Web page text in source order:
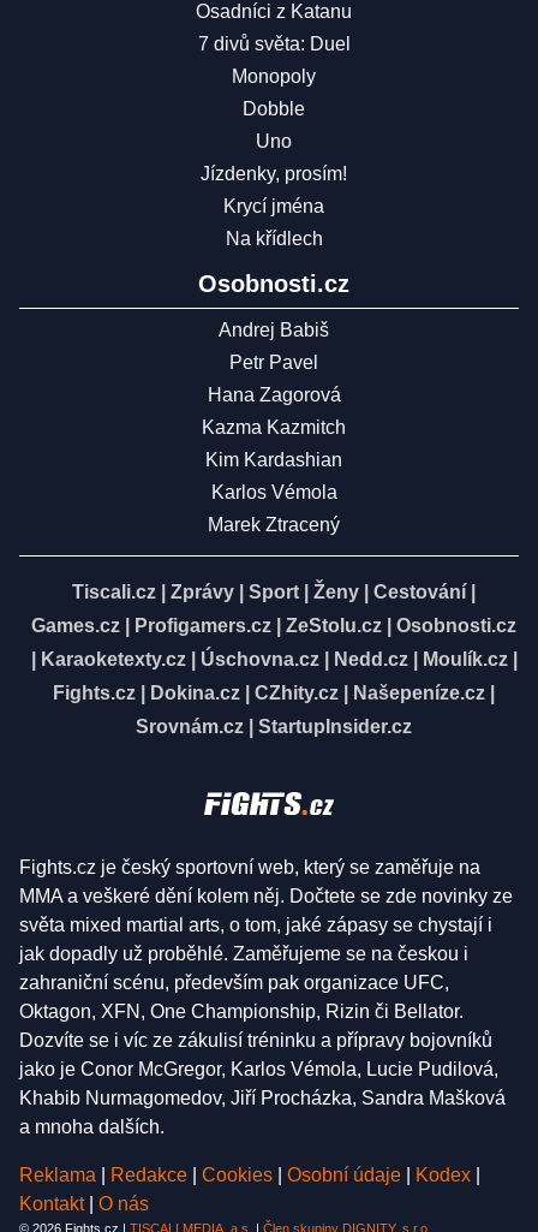
Osadníci z Katanu
7 divů světa: Duel
Monopoly
Dobble
Uno
Jízdenky, prosím!
Krycí jména
Na křídlech
Osobnosti.cz
Andrej Babiš
Petr Pavel
Hana Zagorová
Kazma Kazmitch
Kim Kardashian
Karlos Vémola
Marek Ztracený
Tiscali.cz Zprávy Sport Ženy Cestování
Games.cz
Profigamers.cz ZeStolu.cz
Osobnosti.cz
Karaoketexty.cz| Úschovna.cz| Nedd.cz| Moulík.cz|
Fights.cz
Dokina.cz CZhity.cz Našepeníze.cz
Srovnám.cz
StartupInsider.cz
Fights.cz je český sportovní web, který se zaměřuje na
MMA a veškeré dění kolem něj. Dočtete se zde novinky ze
světa mixed martial arts, o tom, jaké zápasy se chystají i
jak dopadly už proběhlé. Zaměřujeme se na českou i
zahraniční scénu, především pak organizace UFC,
Oktagon, XFN, One Championship, Rizin či Bellator.
Dozvíte se i víc ze zákulisí tréninku a přípravy bojovníků
jako je Conor McGregor, Karlos Vémola, Lucie Pudilová,
Khabib Nurmagomedov, Jiří Procházka, Sandra Mašková
a mnoha dalších.
Reklama Redakce Cookies Osobní údaje Kodex
Kontakt
O nás
© 2026 Fights.cz | TISCALI MEDIA, a.s. | Člen skupiny DIGNITY, s.r.o.